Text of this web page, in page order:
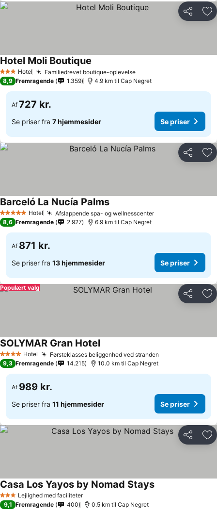
Del
3 StjernerHotel Familiedrevet boutique-oplevelse
Hotel Moli Boutique
8,9 Fremragende 1.359 4.9 km til Cap Negret
Af 727 kr.
Se priser fra 7 hjemmesider Se priser
Del
5 Stjerner Hotel Afslappende spa- og wellnesscenter
Barceló La Nucía Palms
8,6 Fremragende 2.927 6.9 km til Cap Negret
Af 871 kr.
Se priser fra 13 hjemmesider Se priser
Del
Populært valg
4 StjernerHotel Førsteklasses beliggenhed ved stranden
SOLYMAR Gran Hotel
9,3 Fremragende 14.215 10.0 km til Cap Negret
Af 989 kr.
Se priser fra 11 hjemmesider Se priser
Del
3 StjernerLejlighed med faciliteter
Casa Los Yayos by Nomad Stays
9,1 Fremragende 400 0.5 km til Cap Negret